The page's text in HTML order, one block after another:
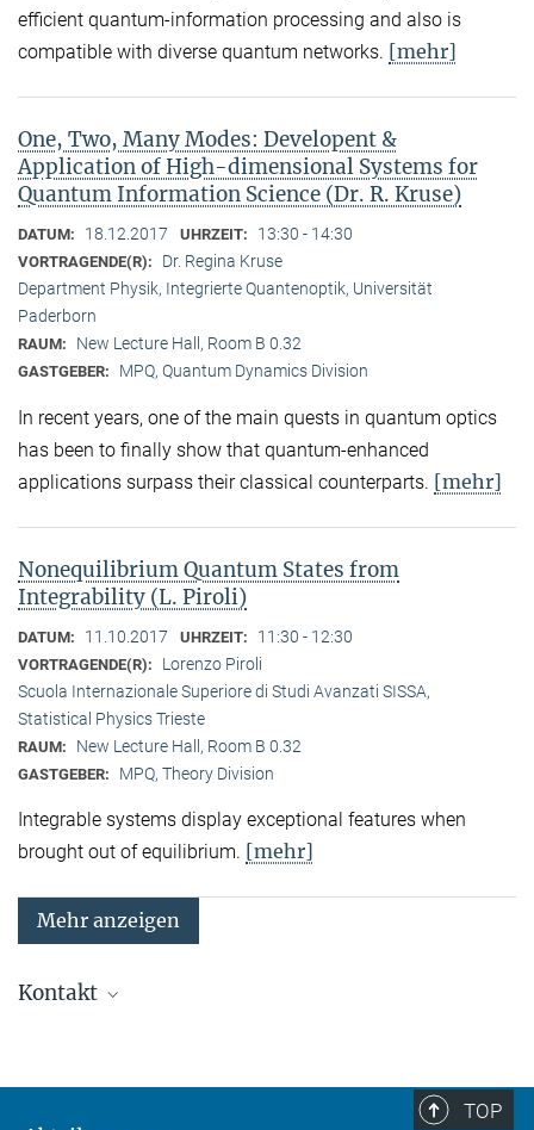
efficient quantum-information processing and also is
compatible with diverse quantum networks. [mehr]
One, Two, Many Modes: Developent &
Application of High-dimensional Systems for
Quantum Information Science (Dr. R. Kruse)
DATUM: 18.12.2017 UHRZEIT: 13:30 - 14:30
VORTRAGENDE(R):
Dr. Regina Kruse
Department Physik, Integrierte Quantenoptik, Universität
Paderborn
RAUM: New Lecture Hall, Room B 0.32
GASTGEBER: MPQ, Quantum Dynamics Division
In recent years, one of the main quests in quantum optics
has been to finally show that quantum-enhanced
applications surpass their classical counterparts. [mehr]
Nonequilibrium Quantum States from
Integrability (L. Piroli)
DATUM: 11.10.2017 UHRZEIT: 11:30 - 12:30
VORTRAGENDE(R):
Lorenzo Piroli
Scuola Internazionale Superiore di Studi Avanzati SISSA,
Statistical Physics Trieste
RAUM: New Lecture Hall, Room B 0.32
GASTGEBER: MPQ, Theory Division
Integrable systems display exceptional features when
brought out of equilibrium. [mehr]
Mehr anzeigen
Kontakt
TOP